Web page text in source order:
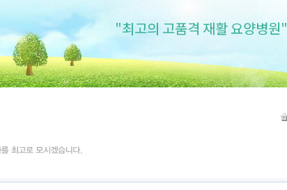
"최고의 고품격 재활 요양병원"